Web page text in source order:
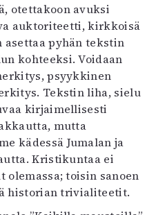
otettakoon avuksi
auktoriteetti, kirkkoisä
asettaa pyhän tekstin
kohteeksi. Voidaan
psyykkinen
Tekstin liha, sielu
kirjaimellisesti
mutta
kädessä Jumalan ja
Kristikuntaa ei
olemassa; toisin sanoen
historian trivialiteetit.